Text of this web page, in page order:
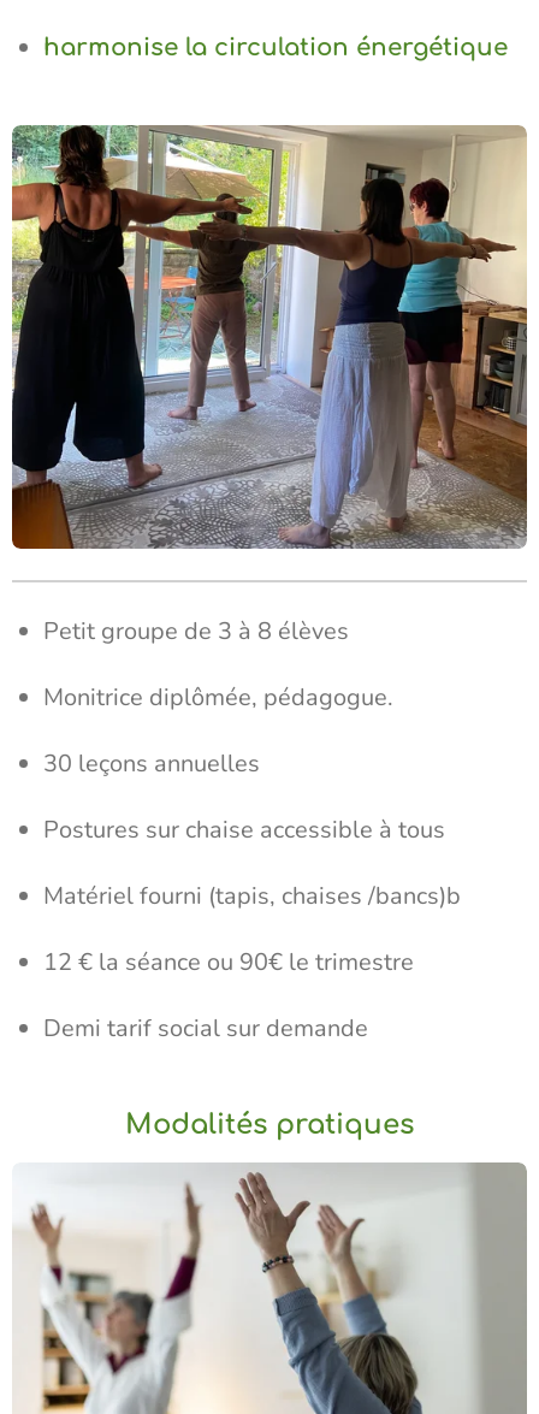
harmonise la circulation énergétique
Petit groupe de 3 à 8 élèves
Monitrice diplômée, pédagogue.
30 leçons annuelles
Postures sur chaise accessible à tous
Matériel fourni (tapis, chaises /bancs)b
12 € la séance ou 90€ le trimestre
Demi tarif social sur demande
Modalités pratiques